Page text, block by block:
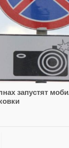
запустят